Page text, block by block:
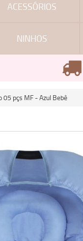
ACESSÓRIOS
NINHOS
05 pçs MF - Azul Bebê